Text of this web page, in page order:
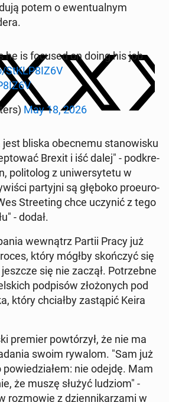
potem o ewen­tu­al­nym
he is focused on doing his job
May 18, 2026
jest bliska obec­ne­mu sta­no­wi­sku
Brexit i iść dalej" - pod­kre­
po­li­to­log z uni­wer­sy­te­tu w
par­tyj­ni są głęboko pro­eu­ro­
Stre­eting chce uczynić z tego
- dodał.
we­wnątrz Partii Pracy już
który mógłby skoń­czyć się
się nie zaczął. Po­trzeb­ne
pod­pi­sów zło­żo­nych pod
który chciał­by za­stą­pić Keira
premier po­wtó­rzył, że nie ma
swoim rywalom. "Sam już
nie odejdę. Mam
że muszę służyć ludziom" -
roz­mo­wie z dzien­ni­ka­rza­mi w